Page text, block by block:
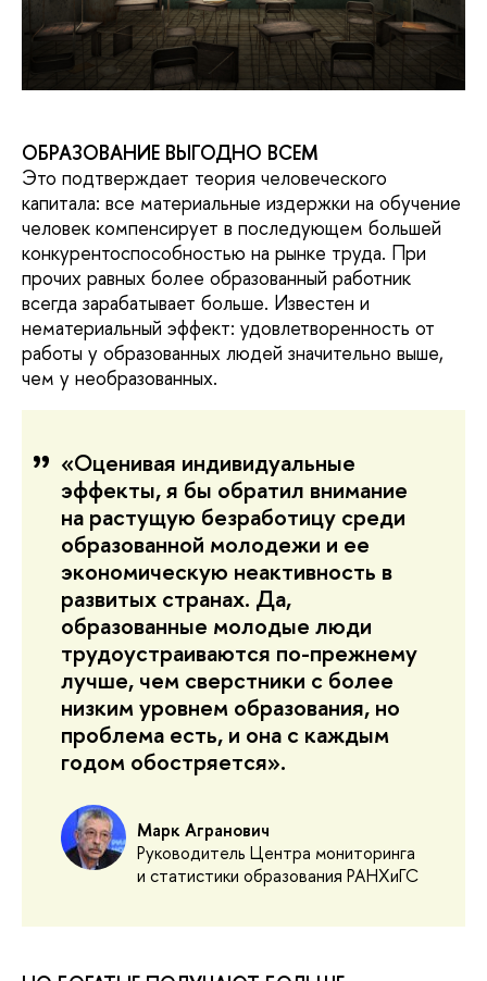
ОБРАЗОВАНИЕ ВЫГОДНО ВСЕМ
Это подтверждает теория человеческого
капитала: все материальные издержки на обучение
человек компенсирует в последующем большей
конкурентоспособностью на рынке труда. При
прочих равных более образованный работник
всегда зарабатывает больше. Известен и
нематериальный эффект: удовлетворенность от
работы у образованных людей значительно выше,
чем у необразованных.
«Оценивая индивидуальные
эффекты, я бы обратил внимание
на растущую безработицу среди
образованной молодежи и ее
экономическую неактивность в
развитых странах. Да,
образованные молодые люди
трудоустраиваются по-прежнему
лучше, чем сверстники с более
низким уровнем образования, но
проблема есть, и она с каждым
годом обостряется».
Марк Агранович
Руководитель Центра мониторинга
и статистики образования РАНХиГС